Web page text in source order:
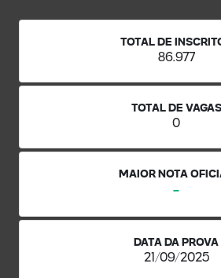
TOTAL DE
86.977
TOTAL DE VAGAS
0
MAIOR NOTA
-
DATA DA PROVA
21/09/2025